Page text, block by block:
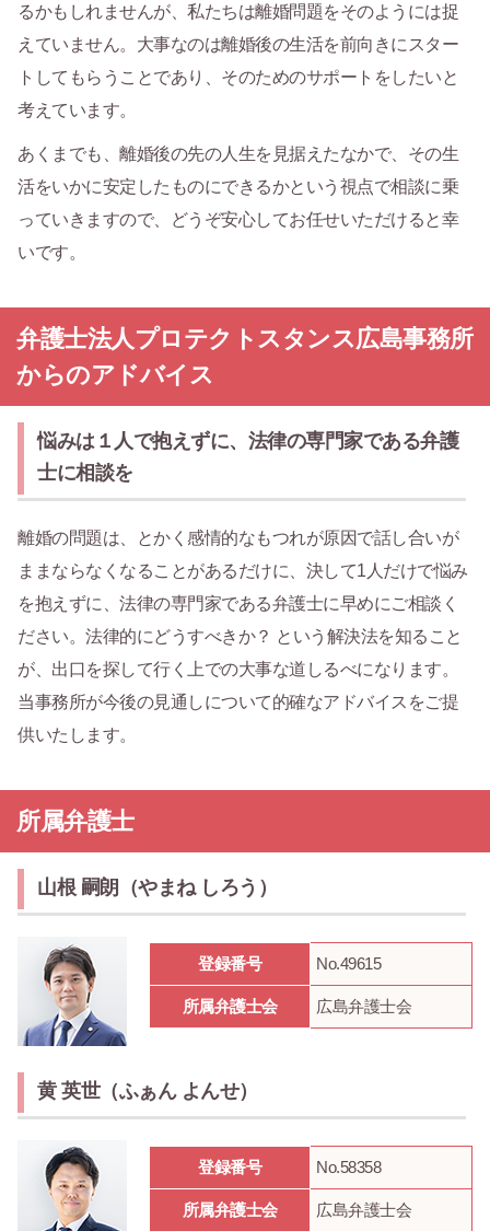
るかもしれませんが、私たちは離婚問題をそのようには捉
えていません。大事なのは離婚後の生活を前向きにスター
トしてもらうことであり、そのためのサポートをしたいと
考えています。
あくまでも、離婚後の先の人生を見据えたなかで、その生
活をいかに安定したものにできるかという視点で相談に乗
っていきますので、どうぞ安心してお任せいただけると幸
いです。
弁護士法人プロテクトスタンス広島事務所
からのアドバイス
悩みは１人で抱えずに、法律の専門家である弁護
士に相談を
離婚の問題は、とかく感情的なもつれが原因で話し合いが
ままならなくなることがあるだけに、決して1人だけで悩み
を抱えずに、法律の専門家である弁護士に早めにご相談く
ださい。法律的にどうすべきか？ という解決法を知ること
が、出口を探して行く上での大事な道しるべになります。
当事務所が今後の見通しについて的確なアドバイスをご提
供いたします。
所属弁護士
山根 嗣朗（やまね しろう）
登録番号 No.49615
所属弁護士会 広島弁護士会
黄 英世（ふぁん よんせ）
登録番号 No.58358
所属弁護士会 広島弁護士会